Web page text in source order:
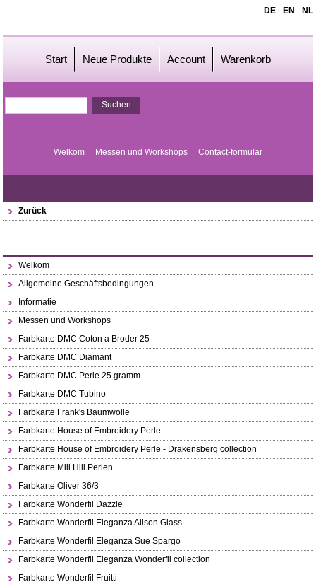
DE- EN - NL
Start Neue Produkte Account Warenkorb
Welkom Messen und Workshops Contact-formular
Zurück
Welkom
Allgemeine Geschäftsbedingungen
Informatie
Messen und Workshops
Farbkarte DMC Coton a Broder 25
Farbkarte DMC Diamant
Farbkarte DMC Perle 25 gramm
Farbkarte DMC Tubino
Farbkarte Frank's Baumwolle
Farbkarte House of Embroidery Perle
Farbkarte House of Embroidery Perle - Drakensberg collection
Farbkarte Mill Hill Perlen
Farbkarte Oliver 36/3
Farbkarte Wonderfil Dazzle
Farbkarte Wonderfil Eleganza Alison Glass
Farbkarte Wonderfil Eleganza Sue Spargo
Farbkarte Wonderfil Eleganza Wonderfil collection
Farbkarte Wonderfil Fruitti